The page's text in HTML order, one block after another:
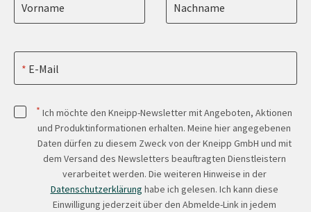
Vorname Nachname
E-Mail
* Ich möchte den Kneipp-Newsletter mit Angeboten, Aktionen
und Produktinformationen erhalten. Meine hier angegebenen
Daten dürfen zu diesem Zweck von der Kneipp GmbH und mit
dem Versand des Newsletters beauftragten Dienstleistern
verarbeitet werden. Die weiteren Hinweise in der
Datenschutzerklärung habe ich gelesen. Ich kann diese
Einwilligung jederzeit über den Abmelde-Link in jedem